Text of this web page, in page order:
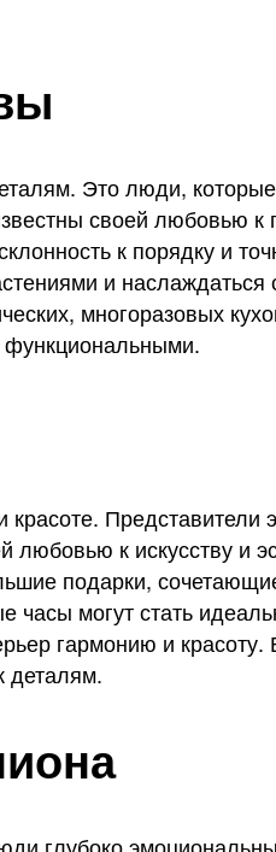
Это люди, которые
своей любовью к
к порядку и
и
многоразовых
функциональными.
Представители
к искусству и
подарки,
могут стать
гармонию и красоту.
деталям.